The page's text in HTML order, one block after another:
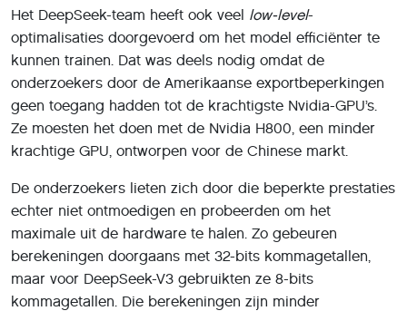
Het DeepSeek-team heeft ook veel low-level-
optimalisaties doorgevoerd om het model efficiënter te
kunnen trainen. Dat was deels nodig omdat de
onderzoekers door de Amerikaanse exportbeperkingen
geen toegang hadden tot de krachtigste Nvidia-GPU’s.
Ze moesten het doen met de Nvidia H800, een minder
krachtige GPU, ontworpen voor de Chinese markt.
De onderzoekers lieten zich door die beperkte prestaties
echter niet ontmoedigen en probeerden om het
maximale uit de hardware te halen. Zo gebeuren
berekeningen doorgaans met 32-bits kommagetallen,
maar voor DeepSeek-V3 gebruikten ze 8-bits
kommagetallen. Die berekeningen zijn minder